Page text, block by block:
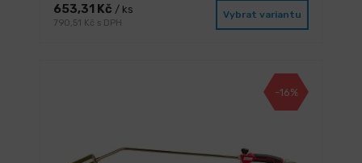
653,31 Kč / ks
790,51 Kč s DPH
Vybrat variantu
-16%